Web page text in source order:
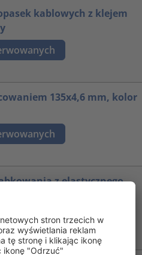
kablowych z klejem
135x4,6 mm, kolor
z elastycznego